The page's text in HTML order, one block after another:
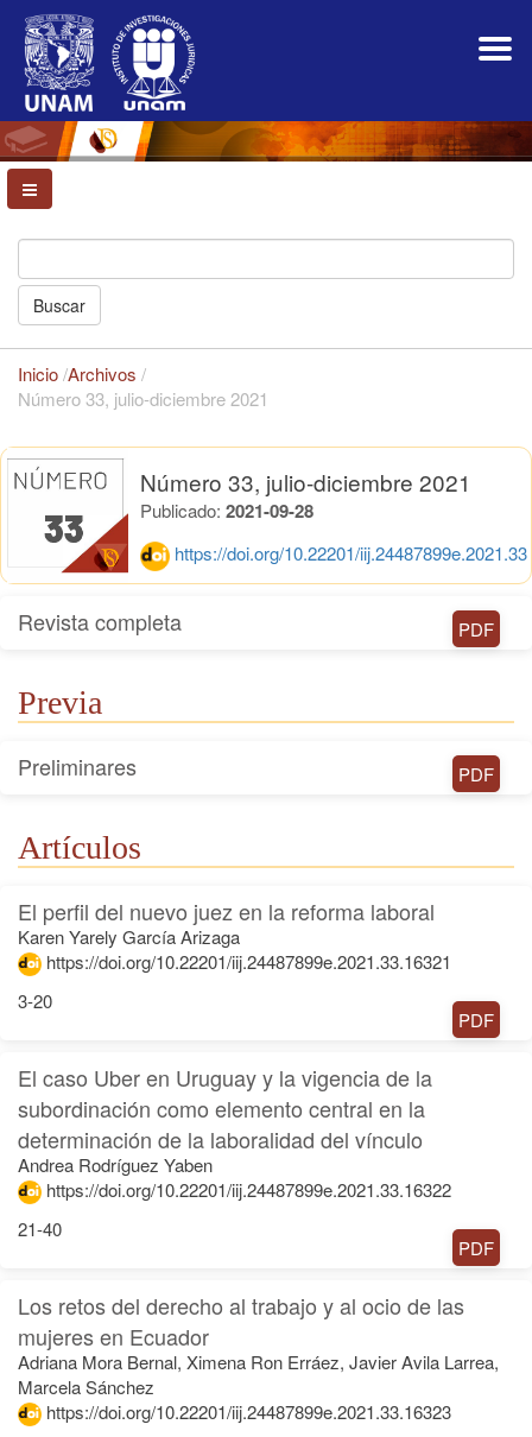
Navegación
principal
Contenido
principal
Barra
lateral
Buscar
Inicio/Archivos /
Número 33, julio-diciembre 2021
Número 33, julio-diciembre 2021
Publicado: 2021-09-28
https://doi.org/10.22201/iij.24487899e.2021.33
Revista completa PDF
Previa
Preliminares PDF
Artículos
El perfil del nuevo juez en la reforma laboral
Karen Yarely García Arizaga
https://doi.org/10.22201/iij.24487899e.2021.33.16321
3-20
PDF
El caso Uber en Uruguay y la vigencia de la
subordinación como elemento central en la
determinación de la laboralidad del vínculo
Andrea Rodríguez Yaben
https://doi.org/10.22201/iij.24487899e.2021.33.16322
21-40
PDF
Los retos del derecho al trabajo y al ocio de las
mujeres en Ecuador
Adriana Mora Bernal, Ximena Ron Erráez, Javier Avila Larrea,
Marcela Sánchez
https://doi.org/10.22201/iij.24487899e.2021.33.16323